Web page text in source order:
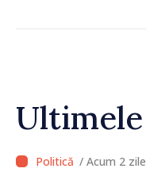
/ Acum 2 zile